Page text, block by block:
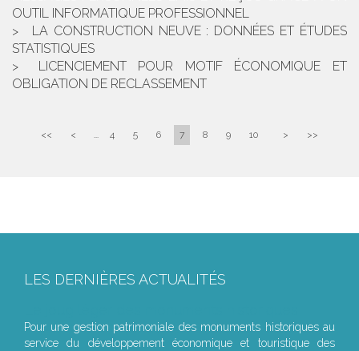
OUTIL INFORMATIQUE PROFESSIONNEL
LA CONSTRUCTION NEUVE : DONNÉES ET ÉTUDES
STATISTIQUES
LICENCIEMENT POUR MOTIF ÉCONOMIQUE ET
OBLIGATION DE RECLASSEMENT
<< < ... 4 5 6 7 8 9 10 > >>
LES DERNIÈRES ACTUALITÉS
Pour une gestion patrimoniale des monuments historiques au
service du développement économique et touristique des